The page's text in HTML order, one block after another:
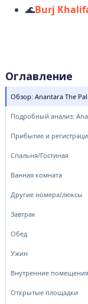
🌊Burj
Оглавление
Обзор: Anantara The
Подробный анализ:
Прибытие и
Спальня/Гостиная
Ванная комната
Другие номера/люксы
Завтрак
Обед
Ужин
Внутренние помещения
Открытые площадки